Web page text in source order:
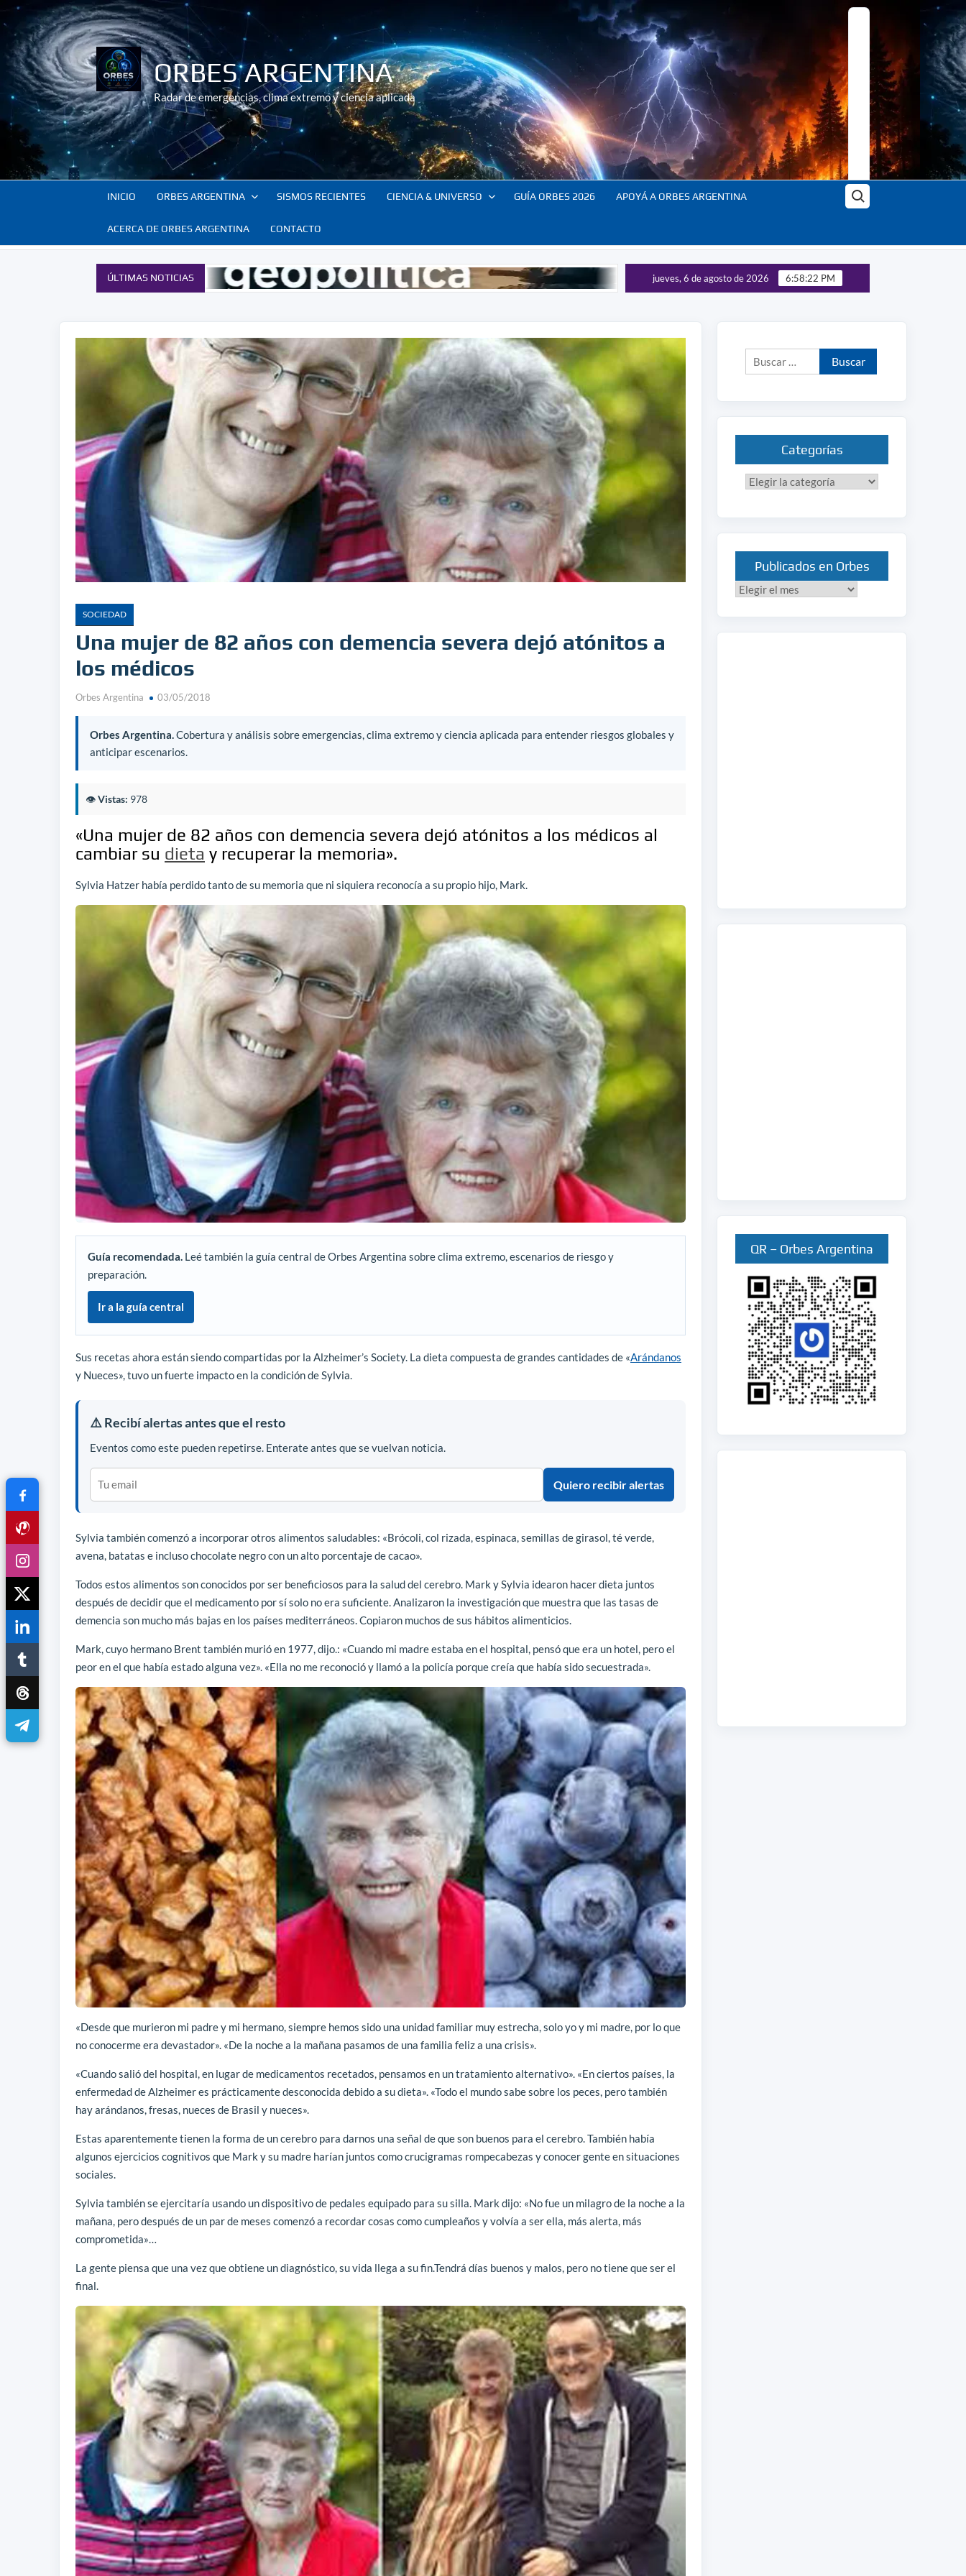
Saltar
al
contenido
ORBES ARGENTINA
Radar de emergencias, clima extremo y ciencia aplicada
INICIO ORBES ARGENTINA SISMOS RECIENTES CIENCIA & UNIVERSO GUÍA ORBES 2026 APOYÁ A ORBES ARGENTINA
ACERCA DE ORBES ARGENTINA CONTACTO
Buscar:
ÚLTIMAS NOTICIAS jueves, 6 de agosto de 2026 6:58:24 PM
SOCIEDAD
Una mujer de 82 años con demencia severa dejó atónitos a
los médicos
Orbes Argentina 03/05/2018
Orbes Argentina.Cobertura y análisis sobre emergencias, clima extremo y ciencia aplicada para entender riesgos globales y
anticipar escenarios.
👁️Vistas: 978
«Una mujer de 82 años con demencia severa dejó atónitos a los médicos al
cambiar su dieta y recuperar la memoria».
Sylvia Hatzer había perdido tanto de su memoria que ni siquiera reconocía a su propio hijo, Mark.
Guía recomendada. Leé también la guía central de Orbes Argentina sobre clima extremo, escenarios de riesgo y
preparación.
Ir a la guía central
Sus recetas ahora están siendo compartidas por la Alzheimer’s Society. La dieta compuesta de grandes cantidades de «Arándanos
y Nueces», tuvo un fuerte impacto en la condición de Sylvia.
⚠️ Recibí alertas antes que el resto
Eventos como este pueden repetirse. Enterate antes que se vuelvan noticia.
Quiero recibir alertas
Sylvia también comenzó a incorporar otros alimentos saludables: «Brócoli, col rizada, espinaca, semillas de girasol, té verde,
avena, batatas e incluso chocolate negro con un alto porcentaje de cacao».
Todos estos alimentos son conocidos por ser beneficiosos para la salud del cerebro. Mark y Sylvia idearon hacer dieta juntos
después de decidir que el medicamento por sí solo no era suficiente. Analizaron la investigación que muestra que las tasas de
demencia son mucho más bajas en los países mediterráneos. Copiaron muchos de sus hábitos alimenticios.
Mark, cuyo hermano Brent también murió en 1977, dijo.: «Cuando mi madre estaba en el hospital, pensó que era un hotel, pero el
peor en el que había estado alguna vez». «Ella no me reconoció y llamó a la policía porque creía que había sido secuestrada».
«Desde que murieron mi padre y mi hermano, siempre hemos sido una unidad familiar muy estrecha, solo yo y mi madre, por lo que
no conocerme era devastador». «De la noche a la mañana pasamos de una familia feliz a una crisis».
«Cuando salió del hospital, en lugar de medicamentos recetados, pensamos en un tratamiento alternativo». «En ciertos países, la
enfermedad de Alzheimer es prácticamente desconocida debido a su dieta». «Todo el mundo sabe sobre los peces, pero también
hay arándanos, fresas, nueces de Brasil y nueces».
Estas aparentemente tienen la forma de un cerebro para darnos una señal de que son buenos para el cerebro. También había
algunos ejercicios cognitivos que Mark y su madre harían juntos como crucigramas rompecabezas y conocer gente en situaciones
sociales.
Sylvia también se ejercitaría usando un dispositivo de pedales equipado para su silla. Mark dijo: «No fue un milagro de la noche a la
mañana, pero después de un par de meses comenzó a recordar cosas como cumpleaños y volvía a ser ella, más alerta, más
comprometida»…
La gente piensa que una vez que obtiene un diagnóstico, su vida llega a su fin.Tendrá días buenos y malos, pero no tiene que ser el
final.
Buscar:
Categorías
Categorías
Publicados en Orbes
Publicados
QR – Orbes Argentina